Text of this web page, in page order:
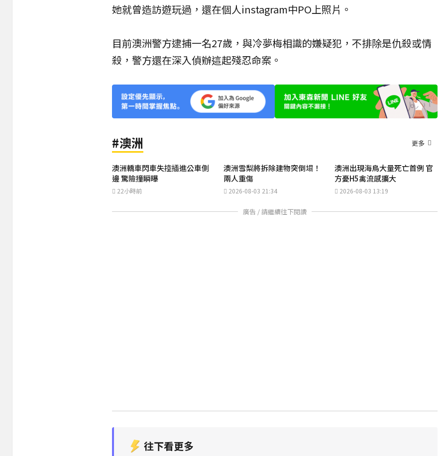
她就曾造訪遊玩過，還在個人instagram中PO上照片。
目前澳洲警方逮捕一名27歲，與冷夢梅相識的嫌疑犯，不排除是仇殺或情
殺，警方還在深入偵辦這起殘忍命案。
#澳洲 更多
澳洲轎車閃車失控插進公車側
邊 驚險撞瞬曝
22小時前
澳洲雪梨將拆除建物突倒塌！
兩人重傷
2026-08-03 21:34
澳洲出現海鳥大量死亡首例 官
方憂H5禽流感擴大
2026-08-03 13:19
廣告 / 請繼續往下閱讀
往下看更多